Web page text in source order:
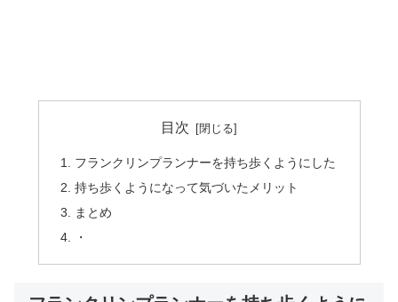
目次
フランクリンプランナーを持ち歩くようにした
持ち歩くようになって気づいたメリット
まとめ
・